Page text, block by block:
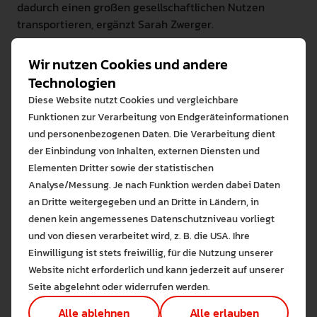
dadurch einen großen gesellschaftlichen Nutzen
transportieren, ergänzt Sarah Zwerger.
Professoren weiblich
Die PH Weingarten konnte ihren Professorinnenanteil
zwischen 2017 und 2022 kontinuierlich von 34 auf 43
Prozent steigern und liegt deutlich über dem
bundesweiten Durchschnitt von 24,7 Prozent (Wert von
2018). „Aktuell sind damit bei uns 17 von 40 Professuren
mit Frauen besetzt“, informiert
Gleichstellungsreferentin Sarah Zwerger. Der
Frauenanteil der abgeschlossenen Promotionen sei an
der PH mit 83 Prozent konstant hoch. „Dies spiegelt
sich nicht im Anteil der Professorinnen wieder.“
Finanzierung weiterer Gleichstellungsmaßnahmen
möglich
Durch die Teilnahme am Professorinnenprogramm
Wir nutzen Cookies und andere
Technologien
Diese Website nutzt Cookies und vergleichbare
Funktionen zur Verarbeitung von Endgeräteinformationen
und personenbezogenen Daten. Die Verarbeitung dient
der Einbindung von Inhalten, externen Diensten und
Elementen Dritter sowie der statistischen
Analyse/Messung. Je nach Funktion werden dabei Daten
an Dritte weitergegeben und an Dritte in Ländern, in
denen kein angemessenes Datenschutzniveau vorliegt
und von diesen verarbeitet wird, z. B. die USA. Ihre
Einwilligung ist stets freiwillig, für die Nutzung unserer
Website nicht erforderlich und kann jederzeit auf unserer
Seite abgelehnt oder widerrufen werden.
Alle ablehnen Alle erlauben
Bitte wählen Sie
Die auf der Website verwendeten
Lernen Sie mehr
Alle erlauben
Technisch notwendig (1)